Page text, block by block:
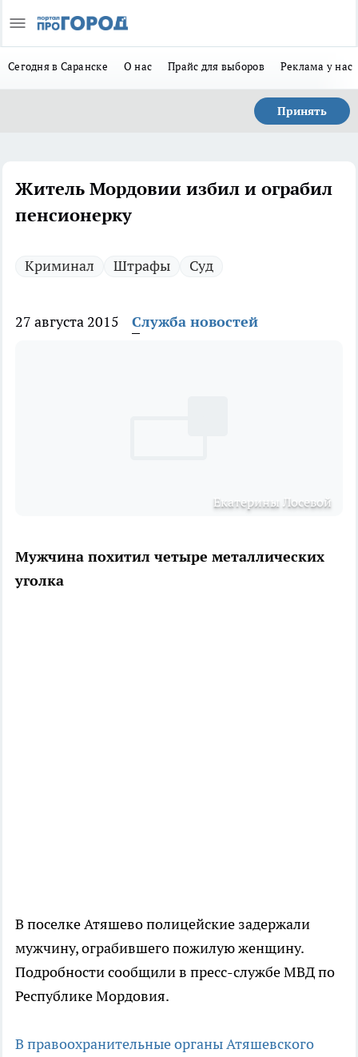
Сегодня в Саранске О нас Прайс для выборов Реклама у нас
Принять
Житель Мордовии избил и ограбил
пенсионерку
Криминал Штрафы Суд
27 августа 2015 Служба новостей
Екатерины Лосевой
Мужчина похитил четыре металлических
уголка
В поселке Атяшево полицейские задержали
мужчину, ограбившего пожилую женщину.
Подробности сообщили в пресс-службе МВД по
Республике Мордовия.
В правоохранительные органы Атяшевского